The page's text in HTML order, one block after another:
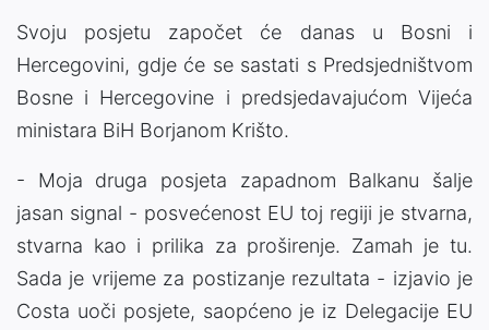
Svoju posjetu započet će danas u Bosni i
Hercegovini, gdje će se sastati s Predsjedništvom
Bosne i Hercegovine i predsjedavajućom Vijeća
ministara BiH Borjanom Krišto.
- Moja druga posjeta zapadnom Balkanu šalje
jasan signal - posvećenost EU toj regiji je stvarna,
stvarna kao i prilika za proširenje. Zamah je tu.
Sada je vrijeme za postizanje rezultata - izjavio je
Costa uoči posjete, saopćeno je iz Delegacije EU